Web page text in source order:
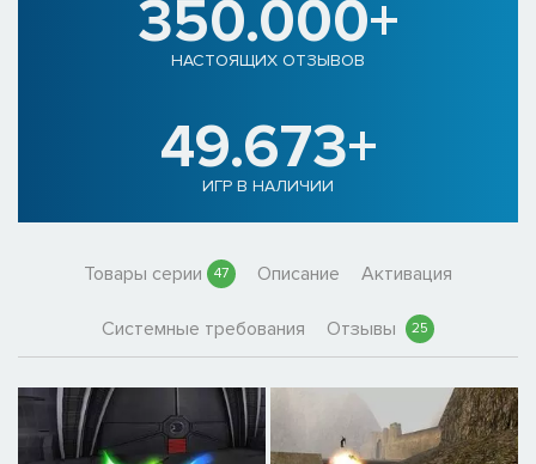
350.000+
НАСТОЯЩИХ ОТЗЫВОВ
49.673+
ИГР В НАЛИЧИИ
Товары серии 47 Описание Активация
Системные требования Отзывы 25